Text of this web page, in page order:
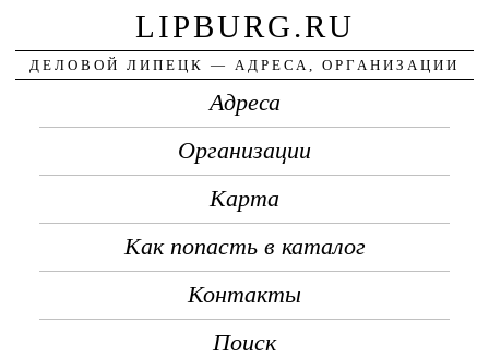
LIPBURG.RU
ДЕЛОВОЙ ЛИПЕЦК — АДРЕСА, ОРГАНИЗАЦИИ
Адреса
Организации
Карта
Как попасть в каталог
Контакты
Поиск